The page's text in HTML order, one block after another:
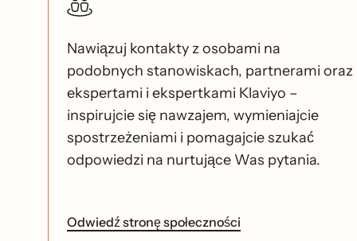
Nawiązuj kontakty z osobami na
podobnych stanowiskach, partnerami oraz
ekspertami i ekspertkami Klaviyo –
inspirujcie się nawzajem, wymieniajcie
spostrzeżeniami i pomagajcie szukać
odpowiedzi na nurtujące Was pytania.
Odwiedź stronę społeczności